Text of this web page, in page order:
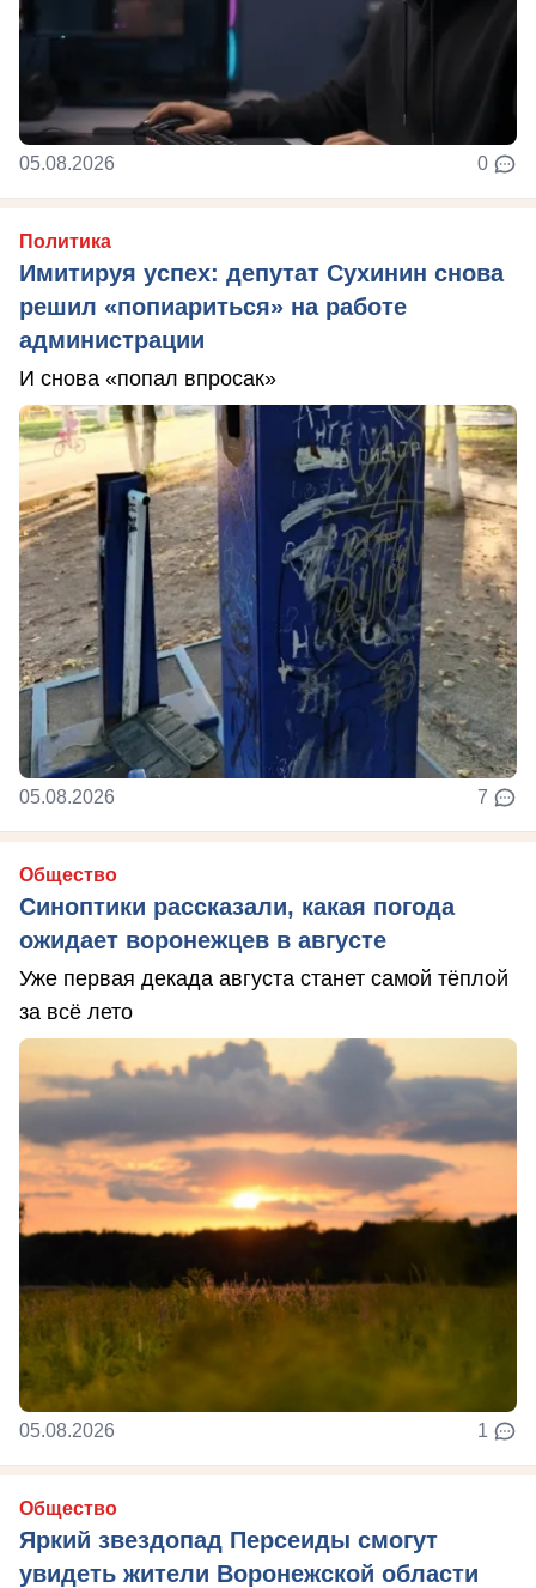
05.08.2026 0
Политика
Имитируя успех: депутат Сухинин снова
решил «попиариться» на работе
администрации
И снова «попал впросак»
05.08.2026 7
Общество
Синоптики рассказали, какая погода
ожидает воронежцев в августе
Уже первая декада августа станет самой тёплой
за всё лето
05.08.2026 1
Общество
Яркий звездопад Персеиды смогут
увидеть жители Воронежской области